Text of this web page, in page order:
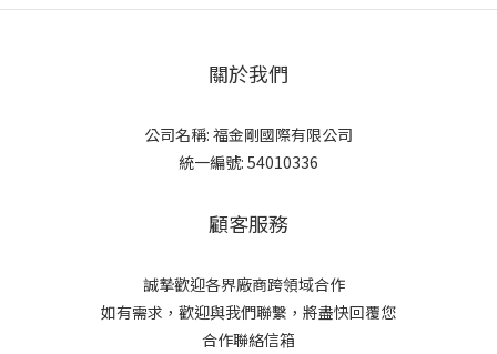
關於我們
公司名稱: 福金剛國際有限公司
統一編號: 54010336
顧客服務
誠摯歡迎各界廠商跨領域合作
如有需求，歡迎與我們聯繫，將盡快回覆您
合作聯絡信箱